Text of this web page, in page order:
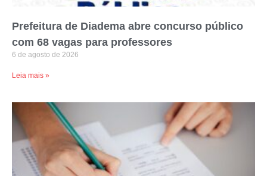
Prefeitura de Diadema abre concurso público
com 68 vagas para professores
6 de agosto de 2026
Leia mais »